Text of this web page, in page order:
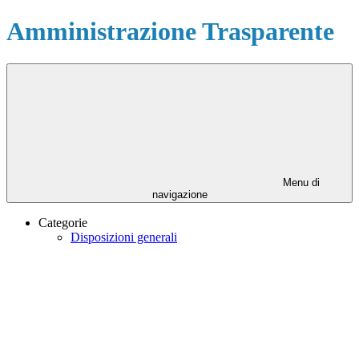
Amministrazione Trasparente
Menu di
navigazione
Categorie
Disposizioni generali